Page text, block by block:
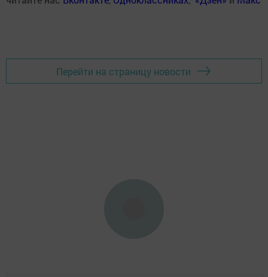
Перейти на страницу новости